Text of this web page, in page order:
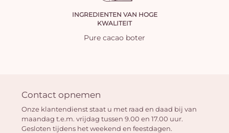
INGREDIENTEN VAN HOGE
KWALITEIT
Pure cacao boter
Contact opnemen
Onze klantendienst staat u met raad en daad bij van
maandag t.e.m. vrijdag tussen 9.00 en 17.00 uur.
Gesloten tijdens het weekend en feestdagen.